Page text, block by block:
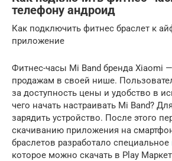
телефону андроид
Как подключить фитнес браслет к
приложение
Фитнес-часы Mi Band бренда Xiaomi
продажам в своей нише.
за доступность цены и удобство в
чего начать настраивать Mi Band?
зарядить устройство. После этого
скачиванию приложения на
браслетов разработало специальное
которое можно скачать в Play